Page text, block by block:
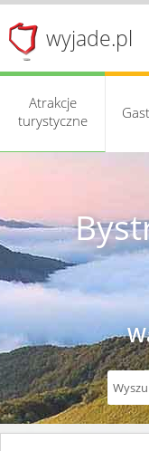
wyjade.pl
Atrakcje
turystyczne